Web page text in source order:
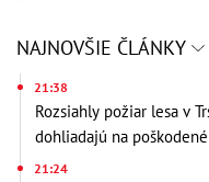
NAJNOVŠIE ČLÁNKY
21:38
Rozsiahly požiar lesa v
dohliadajú na
21:24